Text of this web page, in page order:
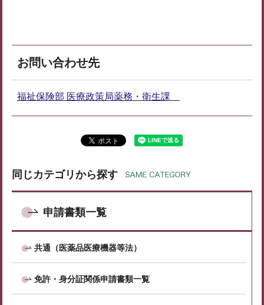
お問い合わせ先
福祉保険部 医療政策局薬務・衛生課
同じカテゴリから探す
申請書類一覧
共通（医薬品医療機器等法）
免許・身分証関係申請書類一覧